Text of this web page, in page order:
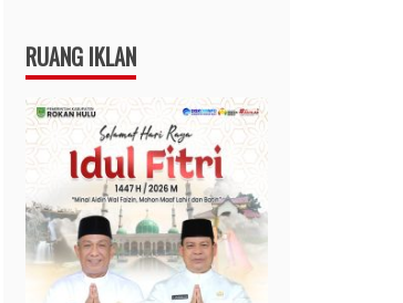
RUANG IKLAN